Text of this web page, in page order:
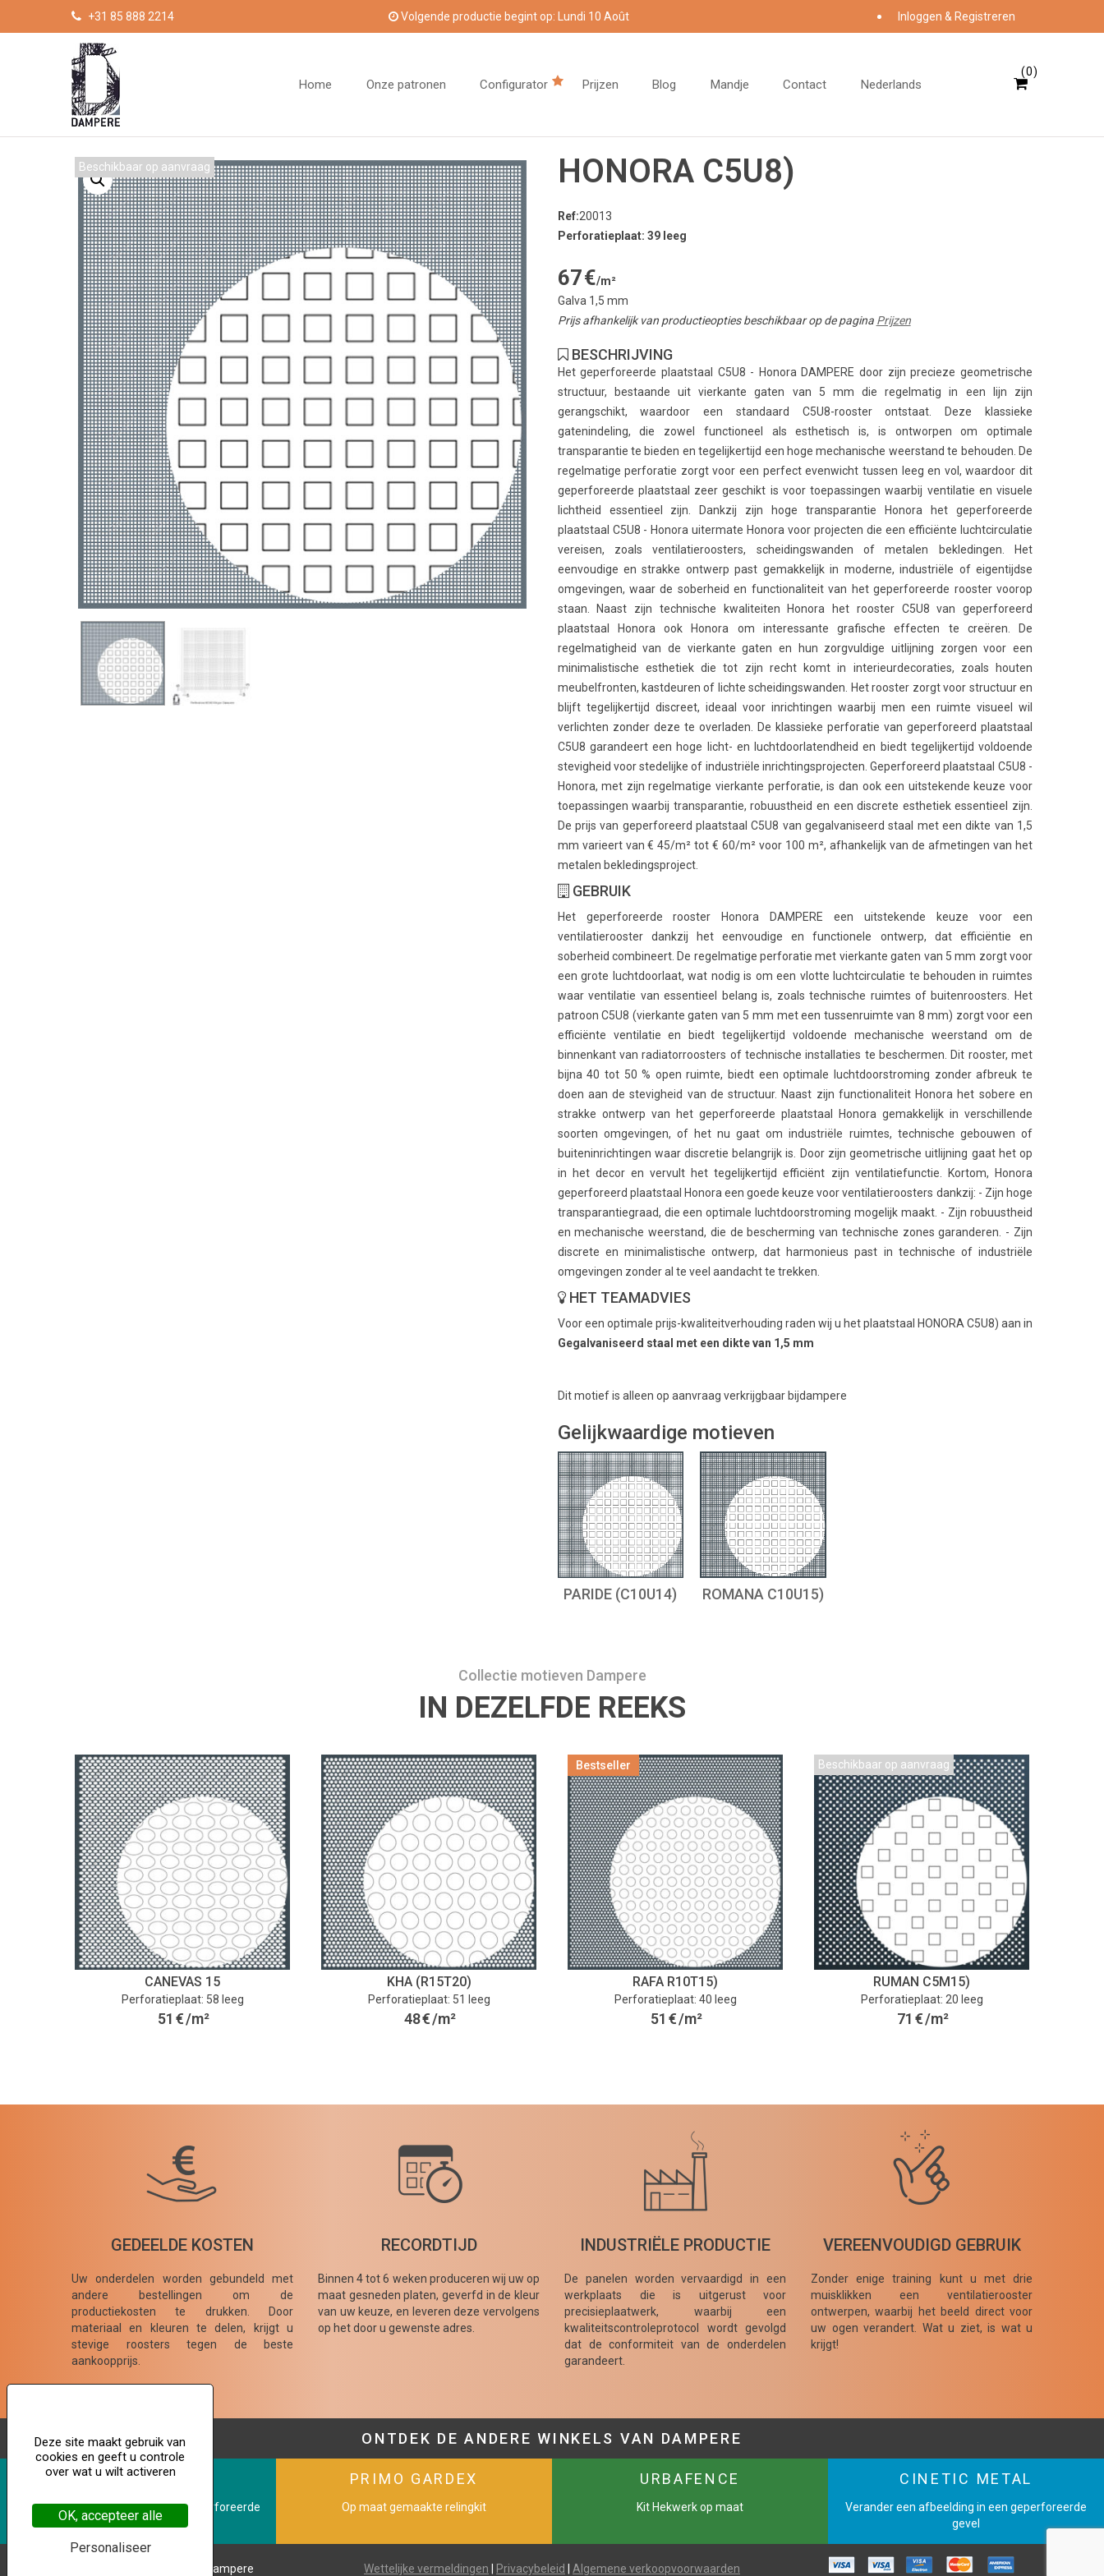
+31 85 888 2214 Volgende productie begint op: Lundi 10 Août Inloggen & Registreren
Home Onze patronen Configurator Prijzen Blog Mandje Contact Nederlands
0
Beschikbaar op aanvraag HONORA C5U8)
Ref:20013
Perforatieplaat: 39 leeg
67€/m²
Galva 1,5 mm
Prijs afhankelijk van productieopties beschikbaar op de pagina Prijzen
BESCHRIJVING
Het geperforeerde plaatstaal C5U8 - Honora DAMPERE door zijn precieze geometrische
structuur, bestaande uit vierkante gaten van 5 mm die regelmatig in een lijn zijn
gerangschikt, waardoor een standaard C5U8-rooster ontstaat. Deze klassieke
gatenindeling, die zowel functioneel als esthetisch is, is ontworpen om optimale
transparantie te bieden en tegelijkertijd een hoge mechanische weerstand te behouden. De
regelmatige perforatie zorgt voor een perfect evenwicht tussen leeg en vol, waardoor dit
geperforeerde plaatstaal zeer geschikt is voor toepassingen waarbij ventilatie en visuele
lichtheid essentieel zijn. Dankzij zijn hoge transparantie Honora het geperforeerde
plaatstaal C5U8 - Honora uitermate Honora voor projecten die een efficiënte luchtcirculatie
vereisen, zoals ventilatieroosters, scheidingswanden of metalen bekledingen. Het
eenvoudige en strakke ontwerp past gemakkelijk in moderne, industriële of eigentijdse
omgevingen, waar de soberheid en functionaliteit van het geperforeerde rooster voorop
staan. Naast zijn technische kwaliteiten Honora het rooster C5U8 van geperforeerd
plaatstaal Honora ook Honora om interessante grafische effecten te creëren. De
regelmatigheid van de vierkante gaten en hun zorgvuldige uitlijning zorgen voor een
minimalistische esthetiek die tot zijn recht komt in interieurdecoraties, zoals houten
meubelfronten, kastdeuren of lichte scheidingswanden. Het rooster zorgt voor structuur en
blijft tegelijkertijd discreet, ideaal voor inrichtingen waarbij men een ruimte visueel wil
verlichten zonder deze te overladen. De klassieke perforatie van geperforeerd plaatstaal
C5U8 garandeert een hoge licht- en luchtdoorlatendheid en biedt tegelijkertijd voldoende
stevigheid voor stedelijke of industriële inrichtingsprojecten. Geperforeerd plaatstaal C5U8 -
Honora, met zijn regelmatige vierkante perforatie, is dan ook een uitstekende keuze voor
toepassingen waarbij transparantie, robuustheid en een discrete esthetiek essentieel zijn.
De prijs van geperforeerd plaatstaal C5U8 van gegalvaniseerd staal met een dikte van 1,5
mm varieert van € 45/m² tot € 60/m² voor 100 m², afhankelijk van de afmetingen van het
metalen bekledingsproject.
GEBRUIK
Het geperforeerde rooster Honora DAMPERE een uitstekende keuze voor een
ventilatierooster dankzij het eenvoudige en functionele ontwerp, dat efficiëntie en
soberheid combineert. De regelmatige perforatie met vierkante gaten van 5 mm zorgt voor
een grote luchtdoorlaat, wat nodig is om een vlotte luchtcirculatie te behouden in ruimtes
waar ventilatie van essentieel belang is, zoals technische ruimtes of buitenroosters. Het
patroon C5U8 (vierkante gaten van 5 mm met een tussenruimte van 8 mm) zorgt voor een
efficiënte ventilatie en biedt tegelijkertijd voldoende mechanische weerstand om de
binnenkant van radiatorroosters of technische installaties te beschermen. Dit rooster, met
bijna 40 tot 50 % open ruimte, biedt een optimale luchtdoorstroming zonder afbreuk te
doen aan de stevigheid van de structuur. Naast zijn functionaliteit Honora het sobere en
strakke ontwerp van het geperforeerde plaatstaal Honora gemakkelijk in verschillende
soorten omgevingen, of het nu gaat om industriële ruimtes, technische gebouwen of
buiteninrichtingen waar discretie belangrijk is. Door zijn geometrische uitlijning gaat het op
in het decor en vervult het tegelijkertijd efficiënt zijn ventilatiefunctie. Kortom, Honora
geperforeerd plaatstaal Honora een goede keuze voor ventilatieroosters dankzij: - Zijn hoge
transparantiegraad, die een optimale luchtdoorstroming mogelijk maakt. - Zijn robuustheid
en mechanische weerstand, die de bescherming van technische zones garanderen. - Zijn
discrete en minimalistische ontwerp, dat harmonieus past in technische of industriële
omgevingen zonder al te veel aandacht te trekken.
HET TEAMADVIES
Voor een optimale prijs-kwaliteitverhouding raden wij u het plaatstaal HONORA C5U8) aan in
Gegalvaniseerd staal met een dikte van 1,5 mm
Dit motief is alleen op aanvraag verkrijgbaar bijdampere
Gelijkwaardige motieven
PARIDE (C10U14) ROMANA C10U15)
Collectie motieven Dampere
IN DEZELFDE REEKS
CANEVAS 15
Perforatieplaat: 58 leeg
51 €/m²
KHA (R15T20)
Perforatieplaat: 51 leeg
48€/m²
Bestseller
RAFA R10T15)
Perforatieplaat: 40 leeg
51 €/m²
Beschikbaar op aanvraag
RUMAN C5M15)
Perforatieplaat: 20 leeg
71 €/m²
GEDEELDE KOSTEN
Uw onderdelen worden gebundeld met
andere bestellingen om de
productiekosten te drukken. Door
materiaal en kleuren te delen, krijgt u
stevige roosters tegen de beste
aankoopprijs.
RECORDTIJD
Binnen 4 tot 6 weken produceren wij uw op
maat gesneden platen, geverfd in de kleur
van uw keuze, en leveren deze vervolgens
op het door u gewenste adres.
INDUSTRIËLE PRODUCTIE
De panelen worden vervaardigd in een
werkplaats die is uitgerust voor
precisieplaatwerk, waarbij een
kwaliteitscontroleprotocol wordt gevolgd
dat de conformiteit van de onderdelen
garandeert.
VEREENVOUDIGD GEBRUIK
Zonder enige training kunt u met drie
muisklikken een ventilatierooster
ontwerpen, waarbij het beeld direct voor
uw ogen verandert. Wat u ziet, is wat u
krijgt!
ONTDEK DE ANDERE WINKELS VAN DAMPERE
YUNIK DECO
Op maat gemaakte decoratieve geperforeerde
platen
PRIMO GARDEX
Op maat gemaakte relingkit
URBAFENCE
Kit Hekwerk op maat
CINETIC METAL
Verander een afbeelding in een geperforeerde
gevel
Copyright © 2021 Dampere Wettelijke vermeldingen | Privacybeleid | Algemene verkoopvoorwaarden
Cookies beheer paneel
Deze site maakt gebruik van
cookies en geeft u controle
over wat u wilt activeren
OK, accepteer alle
Personaliseer